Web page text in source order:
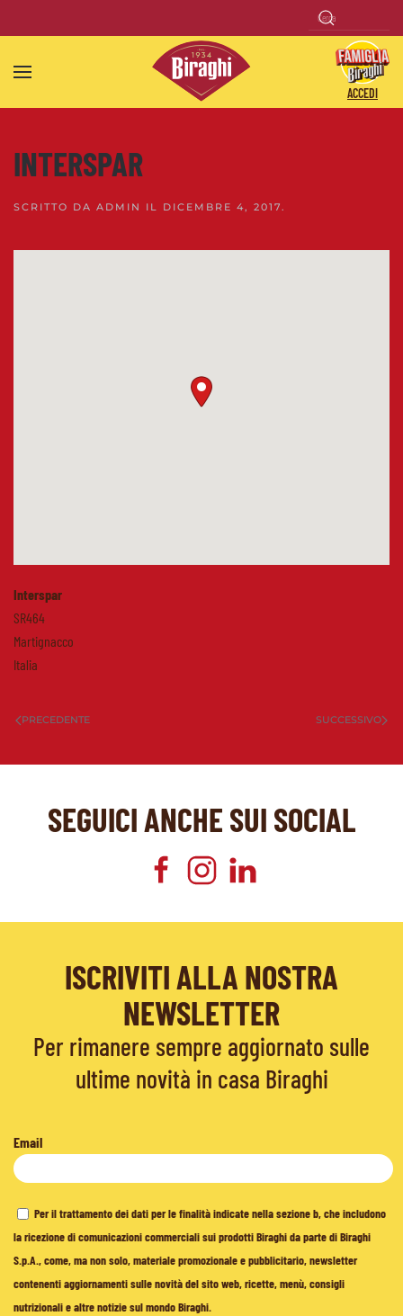
Skip to main content
ACCEDI
INTERSPAR
SCRITTO DA ADMIN IL DICEMBRE 4, 2017.
Interspar
SR464
Martignacco
Italia
PRECEDENTE SUCCESSIVO
SEGUICI ANCHE SUI SOCIAL
ISCRIVITI ALLA NOSTRA
NEWSLETTER
Per rimanere sempre aggiornato sulle
ultime novità in casa Biraghi
Email
Per il trattamento dei dati per le finalità indicate nella sezione b, che includono
la ricezione di comunicazioni commerciali sui prodotti Biraghi da parte di Biraghi
S.p.A., come, ma non solo, materiale promozionale e pubblicitario, newsletter
contenenti aggiornamenti sulle novità del sito web, ricette, menù, consigli
nutrizionali e altre notizie sul mondo Biraghi.